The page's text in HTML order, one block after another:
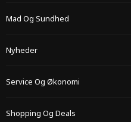
Mad Og Sundhed
Nyheder
Service Og Økonomi
Shopping Og Deals